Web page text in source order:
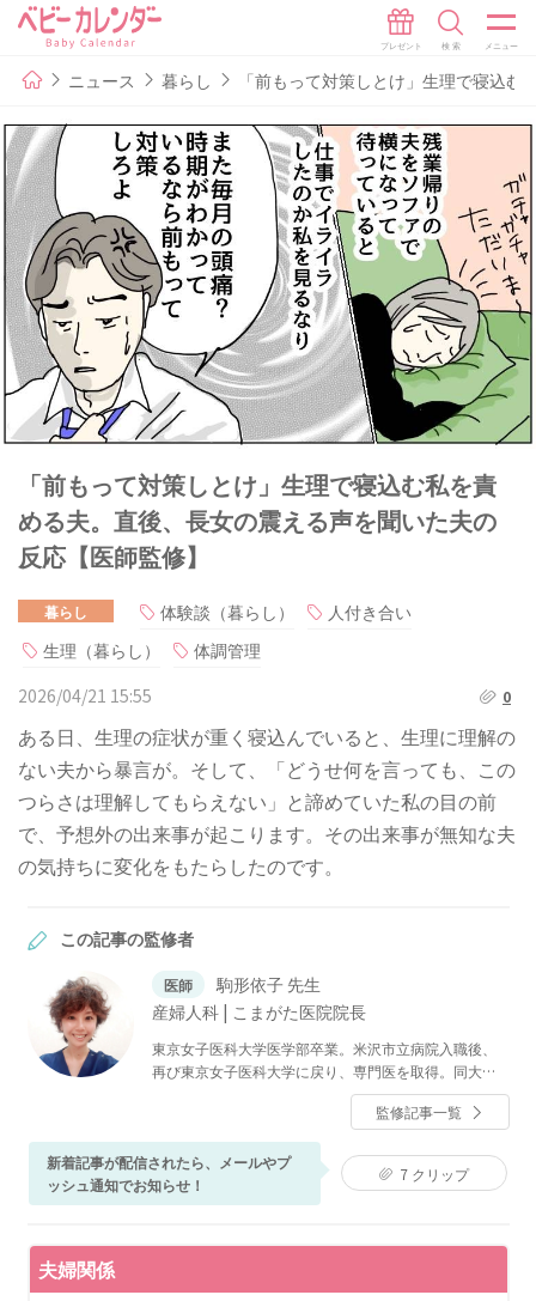
ニュース 暮らし 「前もって対策しとけ」生理で寝込
「前もって対策しとけ」生理で寝込む私を責
める夫。直後、長女の震える声を聞いた夫の
反応【医師監修】
暮らし 体験談（暮らし）
人付き合い
生理（暮らし）
体調管理
2026/04/21 15:55
0
ある日、生理の症状が重く寝込んでいると、生理に理解の
ない夫から暴言が。そして、「どうせ何を言っても、この
つらさは理解してもらえない」と諦めていた私の目の前
で、予想外の出来事が起こります。その出来事が無知な夫
の気持ちに変化をもたらしたのです。
この記事の監修者
医師
駒形依子 先生
産婦人科 | こまがた医院院長
東京女子医科大学医学部卒業。米沢市立病院入職後、
再び東京女子医科大学に戻り、専門医を取得。同大学
産婦人科に入局し産婦人科医として働きつつ、性科学
を学び、また東京女子医科大学東洋医学研究所で東洋
医学を学ぶ。2019年１月に地元山形県米沢市にて、こ
まがた医院を開業。著書に『子宮内膜症は自分で治せ
る（マキノ出版）』『膣の女子力～女医が教える「人
には聞けない不調」の治し方（KADOKAWA）』。
監修記事一覧
新着記事が配信されたら、メールやプ
ッシュ通知でお知らせ！
7 クリップ
夫婦関係